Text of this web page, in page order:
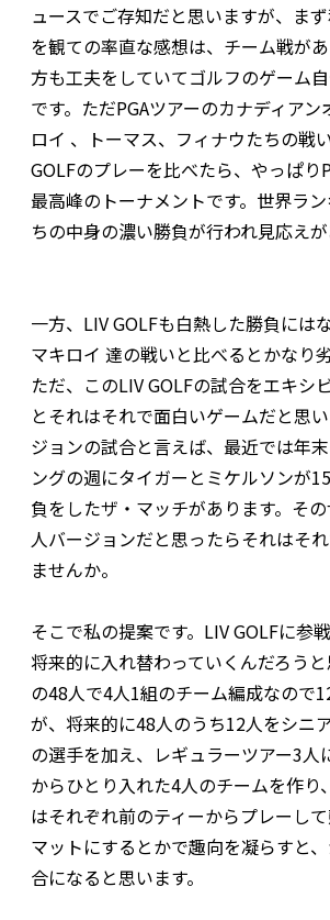
ュースでご存知だと思いますが、ま
を観ての率直な感想は、チーム戦が
方も工夫をしていてゴルフのゲーム
です。ただPGAツアーのカナディア
ロイ 、トーマス、フィナウたちの戦
GOLFのプレーを比べたら、やっぱり
最高峰のトーナメントです。世界ラ
ちの中身の濃い勝負が行われ見応えが
一方、LIV GOLFも白熱した勝負には
マキロイ 達の戦いと比べるとかなり
ただ、このLIV GOLFの試合をエキシ
とそれはそれで面白いゲームだと思
ジョンの試合と言えば、最近では年
ングの週にタイガーとミケルソンが
負をしたザ・マッチがあります。そ
人バージョンだと思ったらそれはそ
ませんか。
そこで私の提案です。LIV GOLFに参
将来的に入れ替わっていくんだろう
の48人で4人1組のチーム編成なので
が、将来的に48人のうち12人をシニ
の選手を加え、レギュラーツアー3人
からひとり入れた4人のチームを作り
はそれぞれ前のティーからプレーし
マットにするとかで趣向を凝らすと
合になると思います。